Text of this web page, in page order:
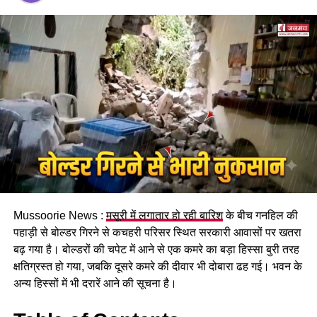
पार्टी के विश्वत सूत्रों से मिली जानकारी के मुताबिकउत्तराखंडके दो तिहाई
विधायकों का अगले विधानसभा चुनाव में टिकट कट सकता है। पार्टी और
संघ की ओर से राज्य में अपने हिस्से की सभी 47 सीटों पर कराए गए
आंतरिक सर्वे में 32 विधायकों के खिलाफ स्थानीय स्तर पर गहरी नाराजगी
की बात सामने आई है।
रिपोर्ट के मुताबिक लोग विधायकों से बेहद नाराज हैं। वो मानते हैं कि भाजपा
के दस साल के शासन में विकास के कई कार्य हुए हैं। लेकिन कई ऐसे काम हैं
जिनके वो आवाज उठाते रहे लेकिन उस पर कार्रवाई नहीं हुई। आंतरिक
कलह, कुछ स्तरों पर प्रशासनिक ढिलाई, युवाओं में नाराजगी की भी बात
सामने आई है। बीते कुछ समय में सोशल मीडिया पर भी इस तरीके के कई
Mussoorie News :मसूरी में लगातार हो रही बारिशके बीच गनहिल की
पहाड़ी से बोल्डर गिरने से कचहरी परिसर स्थित सरकारी आवासों पर खतरा
बढ़ गया है। बोल्डरों की चपेट में आने से एक कमरे का बड़ा हिस्सा बुरी तरह
क्षतिग्रस्त हो गया, जबकि दूसरे कमरे की दीवार भी दोबारा ढह गई। भवन के
अन्य हिस्सों में भी दरारें आने की सूचना है।